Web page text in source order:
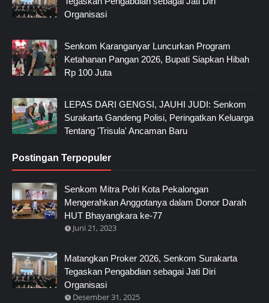
Organisasi
Senkom Karanganyar Luncurkan Program
Ketahanan Pangan 2026, Bupati Siapkan Hibah
Rp 100 Juta
LEPAS DARI GENGSI, JAUHI JUDI: Senkom
Surakarta Gandeng Polisi, Peringatkan Keluarga
Tentang 'Trisula' Ancaman Baru
Postingan Terpopuler
Senkom Mitra Polri Kota Pekalongan
Mengerahkan Anggotanya dalam Donor Darah
HUT Bhayangkara ke-77
Juni 21, 2023
Matangkan Proker 2026, Senkom Surakarta
Tegaskan Pengabdian sebagai Jati Diri
Organisasi
Desember 31, 2025